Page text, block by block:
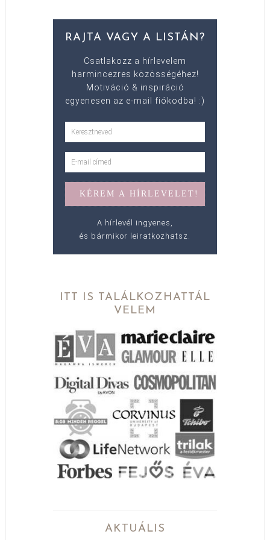
RAJTA VAGY A LISTÁN?
Csatlakozz a hírlevelem
harmincezres közösségéhez!
Motiváció & inspiráció
egyenesen az e-mail fiókodba! :)
A hírlevél ingyenes,
és bármikor leiratkozhatsz.
ITT IS TALÁLKOZHATTÁL
VELEM
AKTUÁLIS